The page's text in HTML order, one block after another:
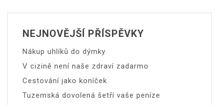
NEJNOVĚJŠÍ PŘÍSPĚVKY
Nákup uhlíků do dýmky
V cizině není naše zdraví zadarmo
Cestování jako koníček
Tuzemská dovolená šetří vaše peníze